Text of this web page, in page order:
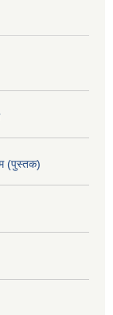
(पुस्तक)